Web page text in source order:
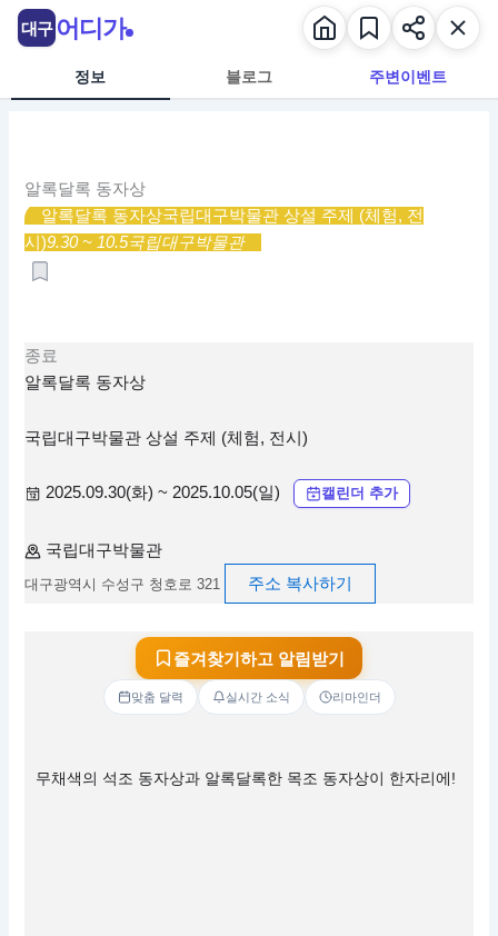
정보 블로그 주변이벤트
알록달록 동자상
알록달록 동자상국립대구박물관 상설 주제 (체험, 전
시)9.30 ~ 10.5국립대구박물관
종료
알록달록 동자상
국립대구박물관 상설 주제 (체험, 전시)
2025.09.30(화) ~ 2025.10.05(일) 캘린더 추가
국립대구박물관
대구광역시 수성구 청호로 321 주소 복사하기
즐겨찾기하고 알림받기
맞춤 달력 실시간 소식 리마인더
무채색의 석조 동자상과 알록달록한 목조 동자상이 한자리에!
대구 어디가